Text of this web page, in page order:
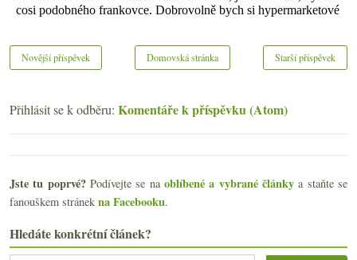
Novější příspěvek Starší příspěvek
Domovská stránka
Přihlásit se k odběru: Komentáře k příspěvku (Atom)
Jste tu poprvé?Podívejte se naoblíbené a vybrané články a staňte se
fanouškem stránek na Facebooku.
Hledáte konkrétní článek?